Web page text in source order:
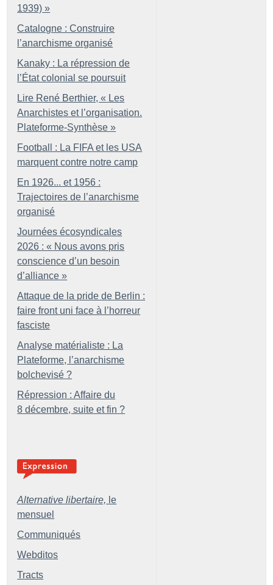
1939) »
Catalogne : Construire
l’anarchisme organisé
Kanaky : La répression de
l’État colonial se poursuit
Lire René Berthier, « Les
Anarchistes et l’organisation.
Plateforme-Synthèse »
Football : La FIFA et les USA
marquent contre notre camp
En 1926... et 1956 :
Trajectoires de l’anarchisme
organisé
Journées écosyndicales
2026 : « Nous avons pris
conscience d’un besoin
d’alliance »
Attaque de la pride de Berlin :
faire front uni face à l’horreur
fasciste
Analyse matérialiste : La
Plateforme, l’anarchisme
bolchevisé ?
Répression : Affaire du
8 décembre, suite et fin ?
Alternative libertaire, le
mensuel
Communiqués
Webditos
Tracts